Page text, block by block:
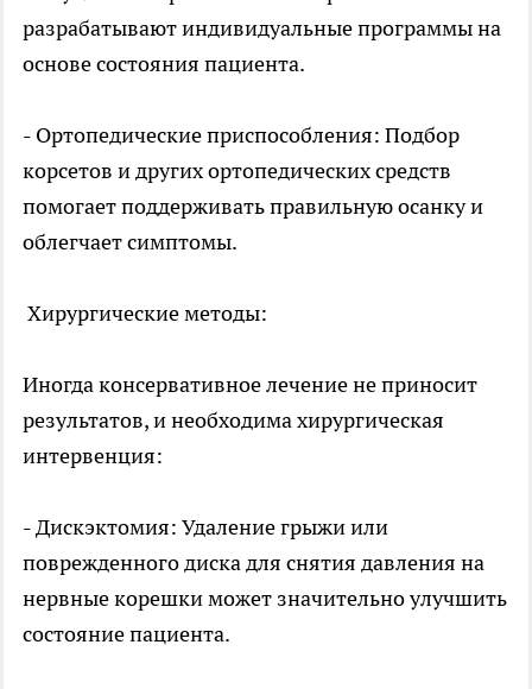
разрабатывают индивидуальные программы на
основе состояния пациента.
- Ортопедические приспособления: Подбор
корсетов и других ортопедических средств
помогает поддерживать правильную осанку и
облегчает симптомы.
Хирургические методы:
Иногда консервативное лечение не приносит
результатов, и необходима хирургическая
интервенция:
- Дискэктомия: Удаление грыжи или
поврежденного диска для снятия давления на
нервные корешки может значительно улучшить
состояние пациента.